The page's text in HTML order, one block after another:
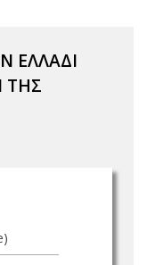
ΕΛΛΑΔΙ
ΤΗΣ